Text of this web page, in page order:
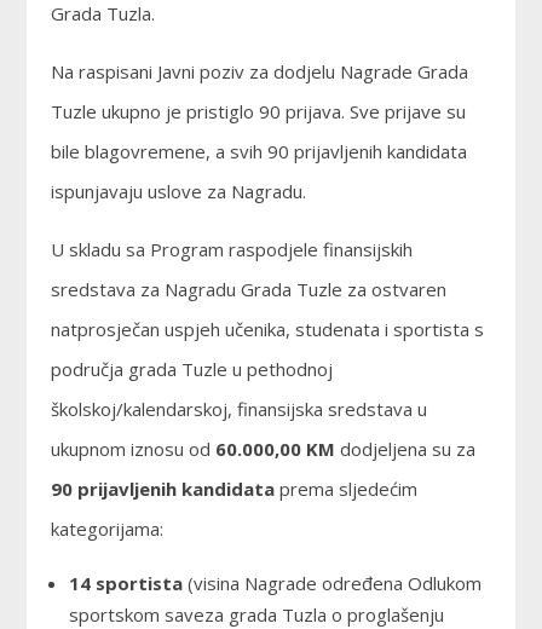
Grada Tuzla.
Na raspisani Javni poziv za dodjelu Nagrade Grada
Tuzle ukupno je pristiglo 90 prijava. Sve prijave su
bile blagovremene, a svih 90 prijavljenih kandidata
ispunjavaju uslove za Nagradu.
U skladu sa Program raspodjele finansijskih
sredstava za Nagradu Grada Tuzle za ostvaren
natprosječan uspjeh učenika, studenata i sportista s
područja grada Tuzle u pethodnoj
školskoj/kalendarskoj, finansijska sredstava u
ukupnom iznosu od 60.000,00 KM dodjeljena su za
90 prijavljenih kandidata prema sljedećim
kategorijama:
14 sportista (visina Nagrade određena Odlukom
sportskom saveza grada Tuzla o proglašenju